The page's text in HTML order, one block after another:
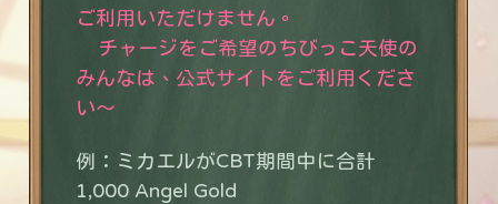
ご利用いただけません。
チャージをご希望のちびっこ天使の
みんなは、公式サイトをご利用くださ
い〜
例：ミカエルがCBT期間中に合計
1,000 Angel Gold